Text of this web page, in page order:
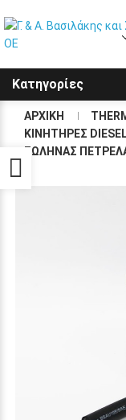
Κατηγορίες
ΑΡΧΙΚΗ
KΙΝΗΤΗΡΕΣ
ΣΩΛΗΝΑΣ
Προσβασιμότητα